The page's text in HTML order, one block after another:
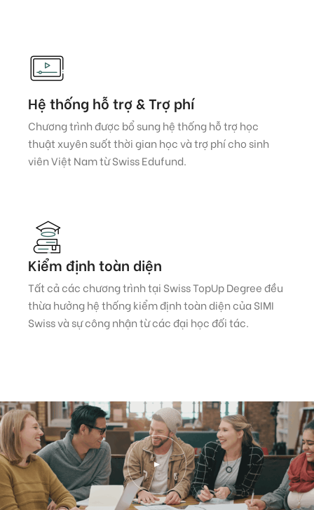
Hệ thống hỗ trợ & Trợ phí
Chương trình được bổ sung hệ thống hỗ trợ học
thuật xuyên suốt thời gian học và trợ phí cho sinh
viên Việt Nam từ Swiss Edufund.
Kiểm định toàn diện
Tất cả các chương trình tại Swiss TopUp Degree đều
thừa hưởng hệ thống kiểm định toàn diện của SIMI
Swiss và sự công nhận từ các đại học đối tác.